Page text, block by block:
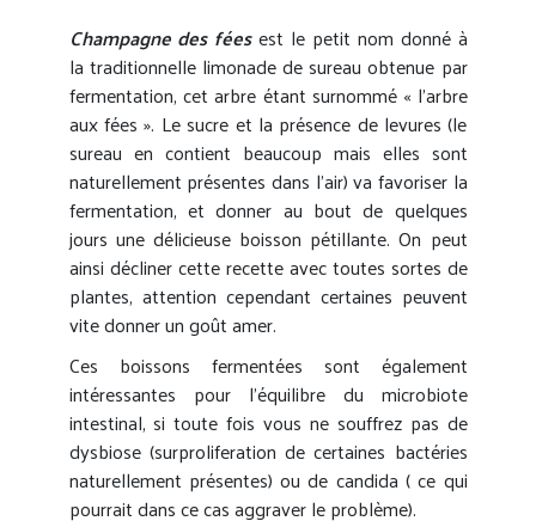
Champagne des féesest le petit nom donné à
la traditionnelle limonade de sureau obtenue par
fermentation, cet arbre étant surnommé « l’arbre
aux fées ». Le sucre et la présence de levures (le
sureau en contient beaucoup mais elles sont
naturellement présentes dans l’air) va favoriser la
fermentation, et donner au bout de quelques
jours une délicieuse boisson pétillante. On peut
ainsi décliner cette recette avec toutes sortes de
plantes, attention cependant certaines peuvent
vite donner un goût amer.
Ces boissons fermentées sont également
intéressantes pour l’équilibre du microbiote
intestinal, si toute fois vous ne souffrez pas de
dysbiose (surproliferation de certaines bactéries
naturellement présentes) ou de candida ( ce qui
pourrait dans ce cas aggraver le problème).